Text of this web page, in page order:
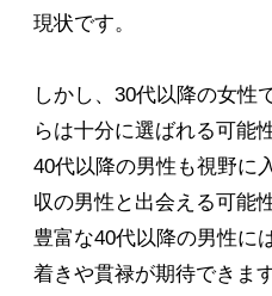
現状です。
しかし、30代以降の女性
らは十分に選ばれる可能
40代以降の男性も視野に
収の男性と出会える可能
豊富な40代以降の男性に
着きや貫禄が期待できま